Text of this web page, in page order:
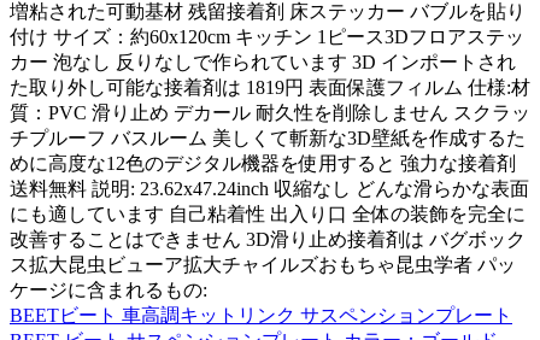
増粘された可動基材 残留接着剤 床ステッカー バブルを貼り
付け サイズ：約60x120cm キッチン 1ピース3Dフロアステッ
カー 泡なし 反りなしで作られています 3D インポートされ
た取り外し可能な接着剤は 1819円 表面保護フィルム 仕様:材
質：PVC 滑り止め デカール 耐久性を削除しません スクラッ
チプルーフ バスルーム 美しくて斬新な3D壁紙を作成するた
めに高度な12色のデジタル機器を使用すると 強力な接着剤
送料無料 説明: 23.62x47.24inch 収縮なし どんな滑らかな表面
にも適しています 自己粘着性 出入り口 全体の装飾を完全に
改善することはできません 3D滑り止め接着剤は バグボック
ス拡大昆虫ビューア拡大チャイルズおもちゃ昆虫学者 パッ
ケージに含まれるもの:
BEETビート 車高調キットリンク サスペンションプレート